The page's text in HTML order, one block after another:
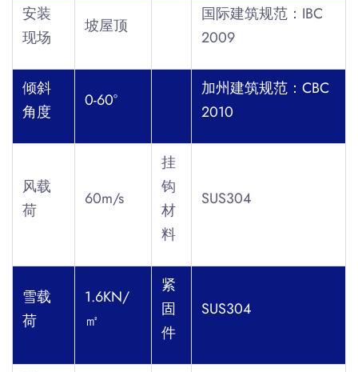
安装
现场
坡屋顶
国际建筑规范：IBC
2009
倾斜
角度
0-60°
加州建筑规范：CBC
2010
风载
荷
60m/s
挂
钩
材
料
SUS304
雪载
荷
1.6KN/
㎡
紧
固
件
SUS304